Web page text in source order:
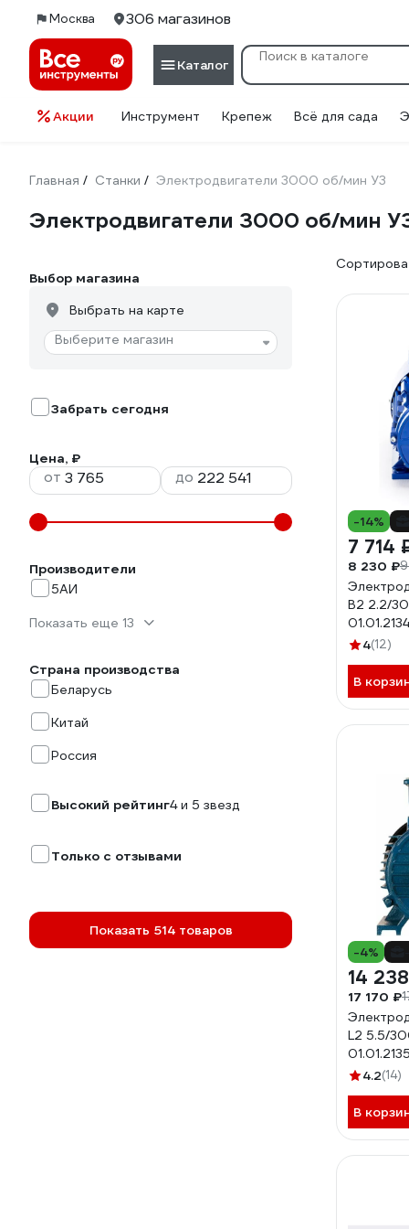
Москва 306 магазинов
Каталог
Акции Инструмент Крепеж Всё для сада
Главная / Станки / Электродвигатели 3000 об/мин У3
Электродвигатели 3000 об/мин
Выбор магазина
Выбрать на карте
Выберите магазин
Забрать сегодня
Цена, ₽
от до
Производители
5АИ
Показать еще 13
Страна производства
Беларусь
Китай
Россия
Высокий рейтинг4 и 5 звезд
Только с отзывами
Показать 514 товаров
-14%
7 714
8 230 ₽
В2 2.2/
4(12)
В
-4%
14
17 170 ₽
L2 5.5/
4.2(14)
В